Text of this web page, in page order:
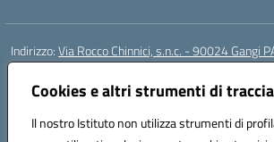
Cookies e altri strumenti di
Il nostro Istituto non utilizza strumenti di
Indirizzo:Via Rocco Chinnici, s.n.c. - 90024 Gangi
Centralino:
Posta elettronica certificata (PEC):
Codice fiscale: 95005290820